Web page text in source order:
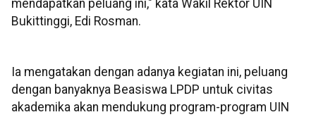
mendapatkan peluang ini," kata Wakil Rektor UIN
Bukittinggi, Edi Rosman.
Ia mengatakan dengan adanya kegiatan ini, peluang
dengan banyaknya Beasiswa LPDP untuk civitas
akademika akan mendukung program-program UIN